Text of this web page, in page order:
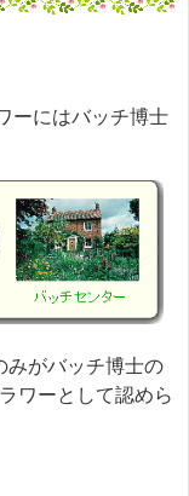
ーにはバッチ博士
がバッチ博士の
ワーとして認めら